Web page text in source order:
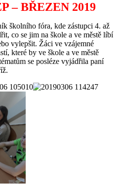
– BŘEZEN 2019
školního fóra, kde zástupci 4. až
co se jim na škole a ve městě líbí
vylepšit. Žáci ve vzájemné
které by ve škole a ve městě
se posléze vyjádřila paní